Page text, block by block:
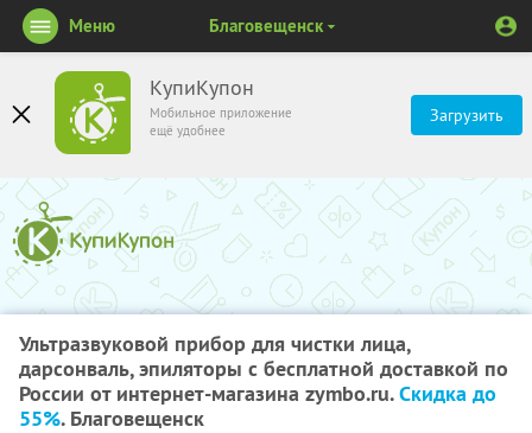
КупиКупон
Мобильное приложение
ещё удобнее
Загрузить
Меню Благовещенск
Ультразвуковой прибор для чистки лица,
дарсонваль, эпиляторы с бесплатной доставкой по
России от интернет-магазина zymbo.ru.Скидка до
55%. Благовещенск